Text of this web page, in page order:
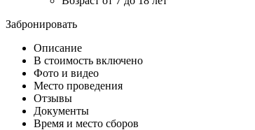
Забронировать
Описание
В стоимость включено
Фото и видео
Место проведения
Отзывы
Документы
Время и место сборов